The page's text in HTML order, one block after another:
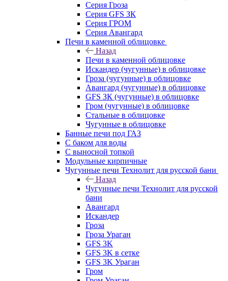
Серия Гроза
Серия GFS ЗК
Серия ГРОМ
Серия Авангард
Печи в каменной облицовке
Назад
Печи в каменной облицовке
Искандер (чугунные) в облицовке
Гроза (чугунные) в облицовке
Авангард (чугунные) в облицовке
GFS ЗК (чугунные) в облицовке
Гром (чугунные) в облицовке
Стальные в облицовке
Чугунные в облицовке
Банные печи под ГАЗ
С баком для воды
С выносной топкой
Модульные кирпичные
Чугунные печи Технолит для русской бани
Назад
Чугунные печи Технолит для русской
бани
Авангард
Искандер
Гроза
Гроза Ураган
GFS 3K
GFS 3K в сетке
GFS 3K Ураган
Гром